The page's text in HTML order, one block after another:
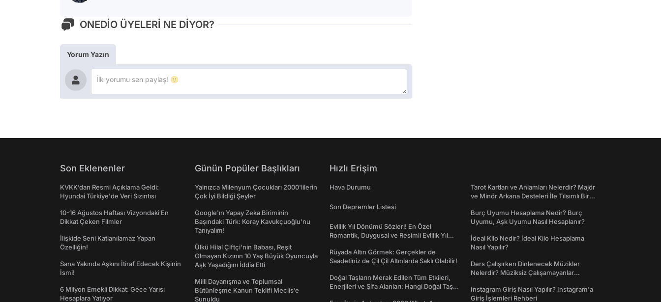
ONEDİO ÜYELERİ NE DİYOR?
Yorum Yazın
Son Eklenenler
KVKK’dan Resmi Açıklama Geldi:
Hyundai Türkiye'de Veri Sızıntısı
10-16 Ağustos Haftası Vizyondaki En
Dikkat Çeken Filmler
İlişkide Seni Katlanılamaz Yapan
Özelliğin!
Sana Yakında Aşkını İtiraf Edecek Kişinin
İsmi!
6 Milyon Emekli Dikkat: Gece Yarısı
Hesaplara Yatıyor
Günün Popüler Başlıkları
Yalnızca Milenyum Çocukları 2000'lilerin
Çok İyi Bildiği Şeyler
Google'ın Yapay Zeka Biriminin
Başındaki Türk: Koray Kavukçuoğlu'nu
Tanıyalım!
Ülkü Hilal Çiftçi'nin Babası, Reşit
Olmayan Kızının 10 Yaş Büyük Oyuncuyla
Aşk Yaşadığını İddia Etti
Milli Dayanışma ve Toplumsal
Bütünleşme Kanun Teklifi Meclis’e
Sunuldu
Hızlı Erişim
Hava Durumu
Son Depremler Listesi
Evlilik Yıl Dönümü Sözleri! En Özel
Romantik, Duygusal ve Resimli Evlilik Yıl
Rüyada Altın Görmek: Gerçekler de
Saadetiniz de Çil Çil Altınlarda Saklı Olabilir!
Doğal Taşların Merak Edilen Tüm Etkileri,
Enerjileri ve Şifa Alanları: Hangi Doğal Taş
Tarot Kartları ve Anlamları Nelerdir? Majör
ve Minör Arkana Desteleri İle Tılsımlı Bir
Burç Uyumu Hesaplama Nedir? Burç
Uyumu, Aşk Uyumu Nasıl Hesaplanır?
İdeal Kilo Nedir? İdeal Kilo Hesaplama
Nasıl Yapılır?
Ders Çalışırken Dinlenecek Müzikler
Nelerdir? Müziksiz Çalışamayanlar
Instagram Giriş Nasıl Yapılır? Instagram'a
Giriş İşlemleri Rehberi